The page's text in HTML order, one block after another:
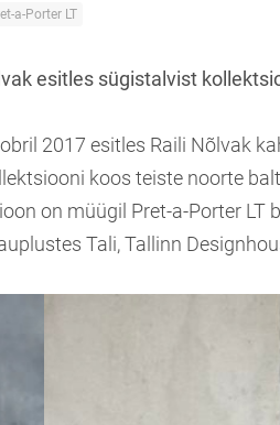
a-Porter LT
esitles sügistalvist
2017 esitles Raili Nõlvak
koos teiste noorte
on müügil Pret-a-Porter LT
Tali, Tallinn